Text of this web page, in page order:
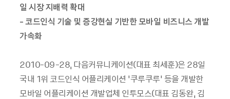
일 시장 지배력 확대
- 코드인식 기술 및 증강현실 기반한 모바일 비즈니스 개발
가속화
2010-09-28, 다음커뮤니케이션(대표 최세훈)은 28일
국내 1위 코드인식 어플리케이션 ‘쿠루쿠루’ 등을 개발한
모바일 어플리케이션 개발업체 인투모스(대표 김동완, 김